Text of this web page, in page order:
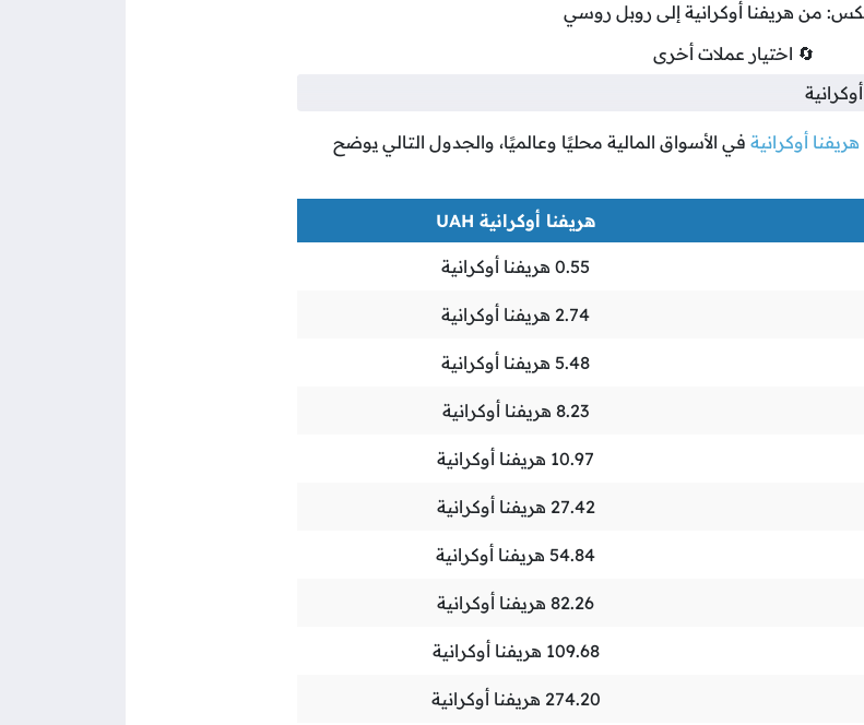
من هريفنا أوكرانية إلى روبل روسي
🔄 اختيار عملات أخرى
هريفنا أوكرانية في الأسواق المالية محليًا وعالميًا، والجدول التالي يوضح
هريفنا أوكرانية UAH
0.55 هريفنا أوكرانية
2.74 هريفنا أوكرانية
5.48 هريفنا أوكرانية
8.23 هريفنا أوكرانية
10.97 هريفنا أوكرانية
27.42 هريفنا أوكرانية
54.84 هريفنا أوكرانية
82.26 هريفنا أوكرانية
109.68 هريفنا أوكرانية
274.20 هريفنا أوكرانية